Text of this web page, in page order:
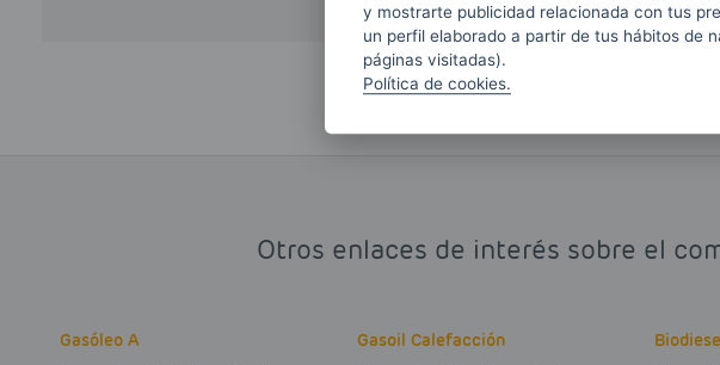
Otros enlaces de interés sobre el
Gasóleo A
Gasoil Calefacción
y mostrarte publicidad relacionada con tus
un perfil elaborado a partir de tus hábitos de
páginas visitadas).
Política de cookies.